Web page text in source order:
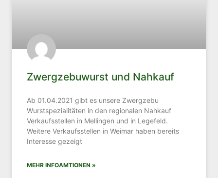
Zwergzebuwurst und Nahkauf
Ab 01.04.2021 gibt es unsere Zwergzebu
Wurstspezialitäten in den regionalen Nahkauf
Verkaufsstellen in Mellingen und in Legefeld.
Weitere Verkaufsstellen in Weimar haben bereits
Interesse gezeigt
MEHR INFOAMTIONEN »